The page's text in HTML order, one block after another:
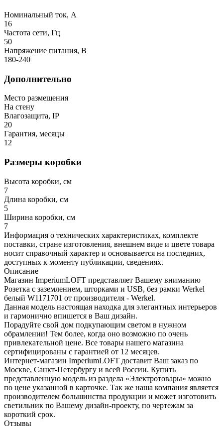
Номинальный ток, А
16
Частота сети, Гц
50
Напряжение питания, В
180-240
Дополнительно
Место размещения
На стену
Влагозащита, IP
20
Гарантия, месяцы
12
Размеры коробки
Высота коробки, см
7
Длина коробки, см
5
Ширина коробки, см
7
Информация о технических характеристиках, комплекте
поставки, стране изготовления, внешнем виде и цвете товара
носит справочный характер и основывается на последних,
доступных к моменту публикации, сведениях.
Описание
Магазин ImperiumLOFT представляет Вашему вниманию
Розетка с заземлением, шторками и USB, без рамки Werkel
белый W1171701 от производителя - Werkel.
Данная модель настоящая находка для элегантных интерьеров
и гармонично впишется в Ваш дизайн.
Порадуйте свой дом подкупающим светом в нужном
обрамлении! Тем более, когда оно возможно по очень
привлекательной цене. Все товары нашего магазина
сертифицированы с гарантией от 12 месяцев.
Интернет-магазин ImperiumLOFT доставит Ваш заказ по
Москве, Санкт-Петербургу и всей России. Купить
представленную модель из раздела «Электротовары» можно
по цене указанной в карточке. Так же наша компания является
производителем большинства продукции и может изготовить
светильник по Вашему дизайн-проекту, по чертежам за
короткий срок.
Отзывы